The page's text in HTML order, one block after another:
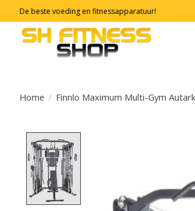
De beste voeding en fitnessapparatuur!
Home / Finnlo Maximum Multi-Gym